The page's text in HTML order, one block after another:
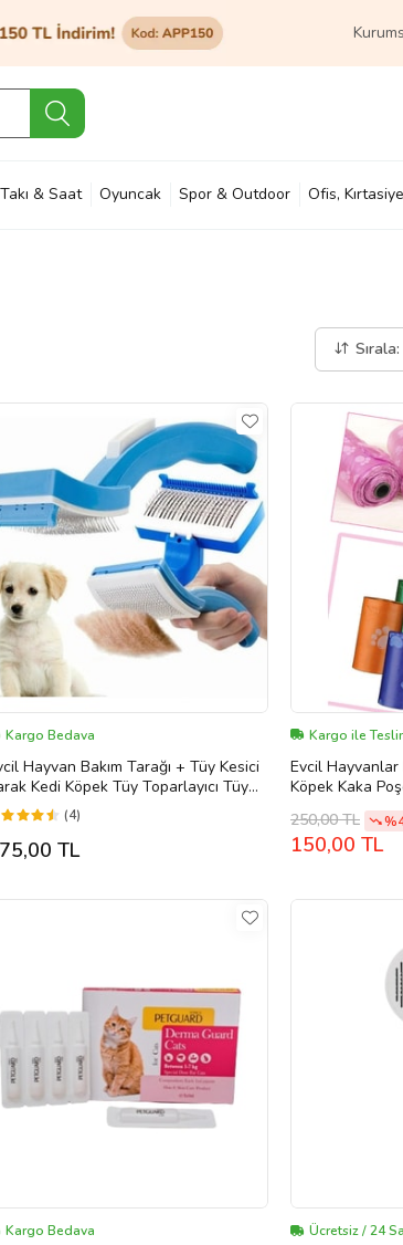
Takı & Saat Oyuncak Spor & Outdoor Ofis, Kırtasiye
& Motosiklet
Sırala:
Kargo Bedava
Hayvan Bakım Tarağı + Tüy Kesici
Kedi Köpek Tüy Toparlayıcı Tüy
(4)
TL
Kargo ile
Evcil
Köpek Kaka
Toplam 60
250,00 TL
150,00 TL
Kargo Bedava Ücretsiz / 24